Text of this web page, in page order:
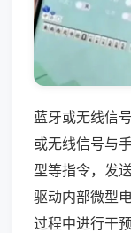
蓝牙或无线信
或无线信号与
型等指令，发
驱动内部微型
过程中进行干